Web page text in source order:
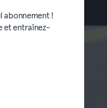
abonnement !
et entraînez-